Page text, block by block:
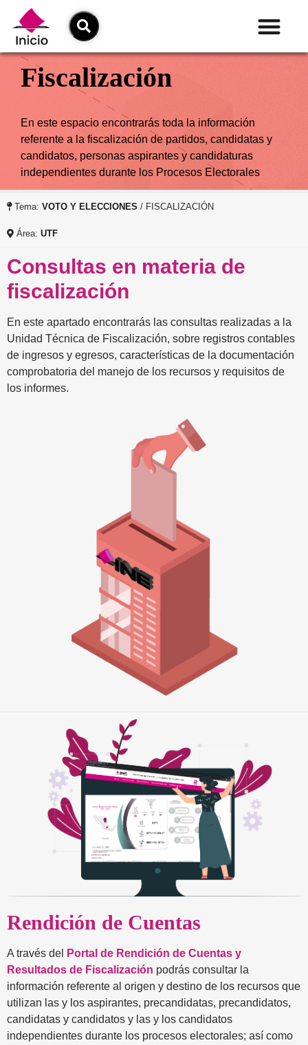
Fiscalización
En este espacio encontrarás toda la información
referente a la fiscalización de partidos, candidatas y
candidatos, personas aspirantes y candidaturas
independientes durante los Procesos Electorales
Tema: VOTO Y ELECCIONES / FISCALIZACIÓN
Área: UTF
Consultas en materia de
fiscalización
En este apartado encontrarás las consultas realizadas a la
Unidad Técnica de Fiscalización, sobre registros contables
de ingresos y egresos, características de la documentación
comprobatoria del manejo de los recursos y requisitos de
los informes.
Rendición de Cuentas
A través del
Portal de Rendición de Cuentas y
Resultados de Fiscalización podrás consultar la
información referente al origen y destino de los recursos que
utilizan las y los aspirantes, precandidatas, precandidatos,
candidatas y candidatos y las y los candidatos
independientes durante los procesos electorales; así como